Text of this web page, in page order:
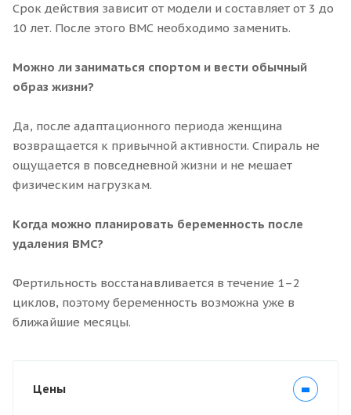
Срок действия зависит от модели и составляет от 3 до
10 лет. После этого ВМС необходимо заменить.
Можно ли заниматься спортом и вести обычный
образ жизни?
Да, после адаптационного периода женщина
возвращается к привычной активности. Спираль не
ощущается в повседневной жизни и не мешает
физическим нагрузкам.
Когда можно планировать беременность после
удаления ВМС?
Фертильность восстанавливается в течение 1–2
циклов, поэтому беременность возможна уже в
ближайшие месяцы.
Цены